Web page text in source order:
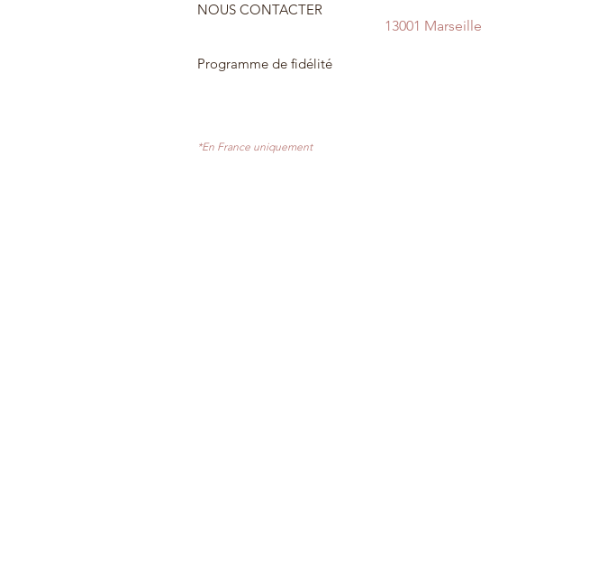
NOUS CONTACTER
Programme de fidélité
13001 Marseille
*En France uniquement